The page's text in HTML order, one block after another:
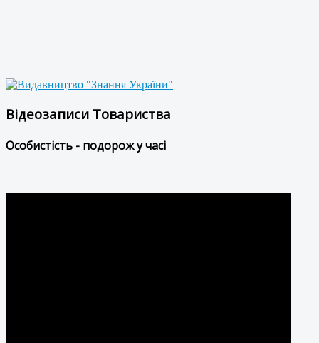
Відеозаписи Товариства
Особистість - подорож у часі